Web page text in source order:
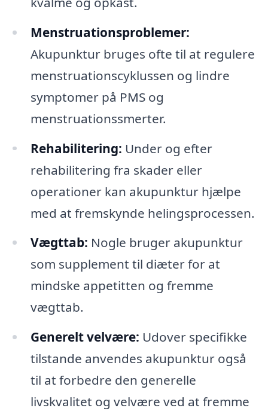
Menstruationsproblemer:
Akupunktur bruges ofte til at regulere
menstruationscyklussen og lindre
symptomer på PMS og
menstruationssmerter.
Rehabilitering: Under og efter
rehabilitering fra skader eller
operationer kan akupunktur hjælpe
med at fremskynde helingsprocessen.
Vægttab: Nogle bruger akupunktur
som supplement til diæter for at
mindske appetitten og fremme
vægttab.
Generelt velvære: Udover specifikke
tilstande anvendes akupunktur også
til at forbedre den generelle
livskvalitet og velvære ved at fremme